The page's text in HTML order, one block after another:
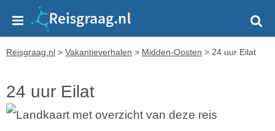
Reisgraag.nl > Vakantieverhalen > Midden-Oosten > 24 uur Eilat
24 uur Eilat